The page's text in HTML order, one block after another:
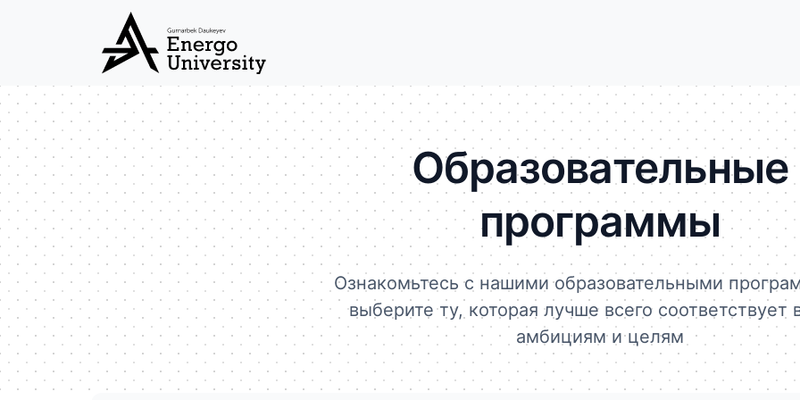
Образовательные
программы
Ознакомьтесь с нашими образовательными
выберите ту, которая лучше всего соответствует
амбициям и целям